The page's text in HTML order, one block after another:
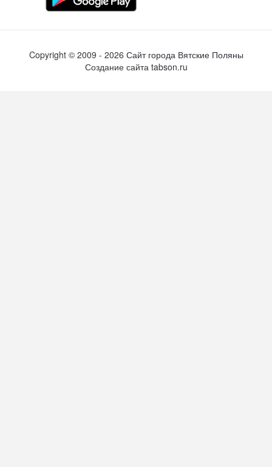
Copyright © 2009 - 2026 Сайт города Вятские Поляны
Создание сайта tabson.ru